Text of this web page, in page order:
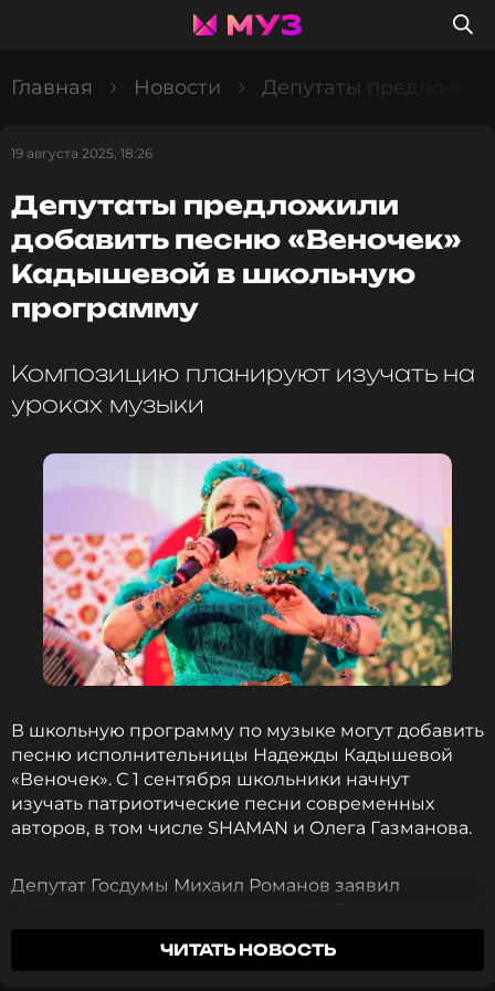
Главная Новости Депутаты
19 августа 2025, 18:26
Депутаты предложили
добавить песню «Веночек»
Кадышевой в школьную
программу
Композицию планируют изучать на
уроках музыки
В школьную программу по музыке могут добавить
песню исполнительницы Надежды Кадышевой
«Веночек». С 1 сентября школьники начнут
изучать патриотические песни современных
авторов, в том числе SHAMAN и Олега Газманова.
Депутат Госдумы Михаил Романов заявил
Абзацу
может быть допустима к включению в школьную
программу на уроках музыки в зависимости от
ЧИТАТЬ НОВОСТЬ